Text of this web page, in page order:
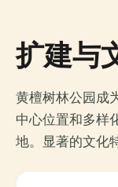
扩建与
黄檀树林公园成
中心位置和多样
地。显著的文化